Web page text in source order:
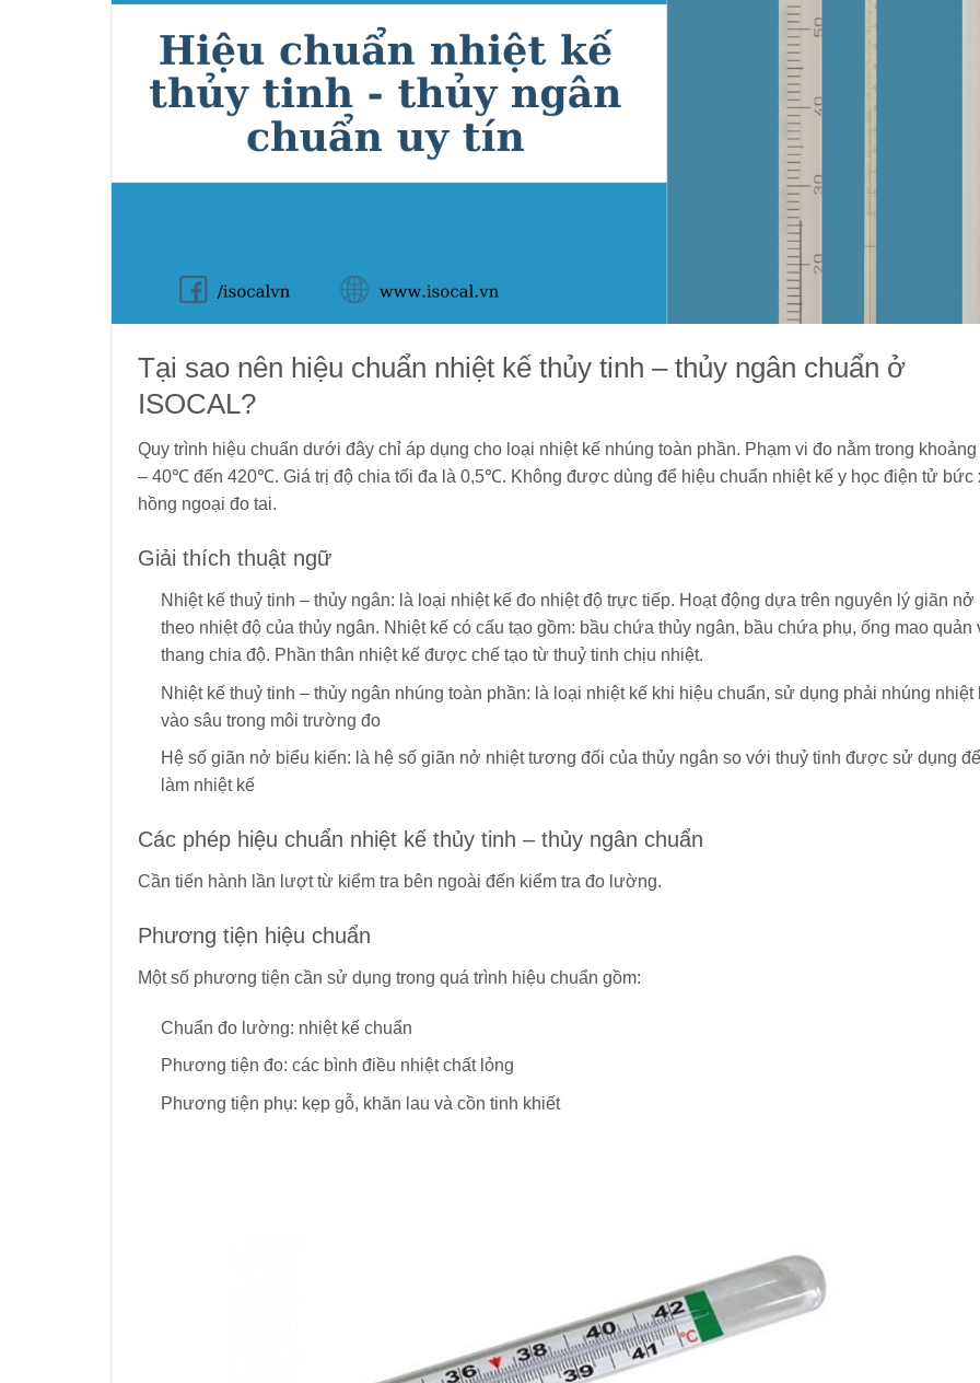
Tại sao nên hiệu chuẩn nhiệt kế thủy tinh – thủy ngân chuẩn ở
ISOCAL?
Quy trình hiệu chuẩn dưới đây chỉ áp dụng cho loại nhiệt kế nhúng toàn phần. Phạm vi đo nằm trong
– 40℃ đến 420℃. Giá trị độ chia tối đa là 0,5℃. Không được dùng để hiệu chuẩn nhiệt kế y học điện tử bức
hồng ngoại đo tai.
Giải thích thuật ngữ
Nhiệt kế thuỷ tinh – thủy ngân: là loại nhiệt kế đo nhiệt độ trực tiếp. Hoạt động dựa trên nguyên lý giãn nở
theo nhiệt độ của thủy ngân. Nhiệt kế có cấu tạo gồm: bầu chứa thủy ngân, bầu chứa phụ, ống mao quản
thang chia độ. Phần thân nhiệt kế được chế tạo từ thuỷ tinh chịu nhiệt.
Nhiệt kế thuỷ tinh – thủy ngân nhúng toàn phần: là loại nhiệt kế khi hiệu chuẩn, sử dụng phải nhúng nhiệt
vào sâu trong môi trường đo
Hệ số giãn nở biểu kiến: là hệ số giãn nở nhiệt tương đối của thủy ngân so với thuỷ tinh được sử dụng để
làm nhiệt kế
Các phép hiệu chuẩn nhiệt kế thủy tinh – thủy ngân chuẩn
Cần tiến hành lần lượt từ kiểm tra bên ngoài đến kiểm tra đo lường.
Phương tiện hiệu chuẩn
Một số phương tiện cần sử dụng trong quá trình hiệu chuẩn gồm:
Chuẩn đo lường: nhiệt kế chuẩn
Phương tiện đo: các bình điều nhiệt chất lỏng
Phương tiện phụ: kẹp gỗ, khăn lau và cồn tinh khiết